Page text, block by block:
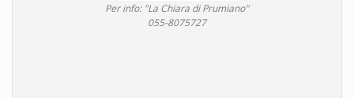
Per info: "La Chiara di Prumiano"
055-8075727